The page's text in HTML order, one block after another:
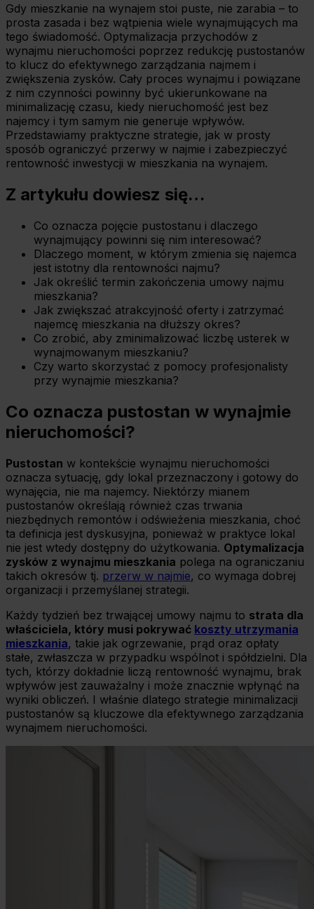
Gdy mieszkanie na wynajem stoi puste, nie zarabia – to
prosta zasada i bez wątpienia wiele wynajmujących ma
tego świadomość. Optymalizacja przychodów z
wynajmu nieruchomości poprzez redukcję pustostanów
to klucz do efektywnego zarządzania najmem i
zwiększenia zysków. Cały proces wynajmu i powiązane
z nim czynności powinny być ukierunkowane na
minimalizację czasu, kiedy nieruchomość jest bez
najemcy i tym samym nie generuje wpływów.
Przedstawiamy praktyczne strategie, jak w prosty
sposób ograniczyć przerwy w najmie i zabezpieczyć
rentowność inwestycji w mieszkania na wynajem.
Z artykułu dowiesz się…
Co oznacza pojęcie pustostanu i dlaczego
wynajmujący powinni się nim interesować?
Dlaczego moment, w którym zmienia się najemca
jest istotny dla rentowności najmu?
Jak określić termin zakończenia umowy najmu
mieszkania?
Jak zwiększać atrakcyjność oferty i zatrzymać
najemcę mieszkania na dłuższy okres?
Co zrobić, aby zminimalizować liczbę usterek w
wynajmowanym mieszkaniu?
Czy warto skorzystać z pomocy profesjonalisty
przy wynajmie mieszkania?
Co oznacza pustostan w wynajmie
nieruchomości?
Pustostan w kontekście wynajmu nieruchomości
oznacza sytuację, gdy lokal przeznaczony i gotowy do
wynajęcia, nie ma najemcy. Niektórzy mianem
pustostanów określają również czas trwania
niezbędnych remontów i odświeżenia mieszkania, choć
ta definicja jest dyskusyjna, ponieważ w praktyce lokal
nie jest wtedy dostępny do użytkowania. Optymalizacja
zysków z wynajmu mieszkania polega na ograniczaniu
takich okresów tj. przerw w najmie, co wymaga dobrej
organizacji i przemyślanej strategii.
Każdy tydzień bez trwającej umowy najmu to strata dla
właściciela, który musi pokrywać koszty utrzymania
mieszkania, takie jak ogrzewanie, prąd oraz opłaty
stałe, zwłaszcza w przypadku wspólnot i spółdzielni. Dla
tych, którzy dokładnie liczą rentowność wynajmu, brak
wpływów jest zauważalny i może znacznie wpłynąć na
wyniki obliczeń. I właśnie dlatego strategie minimalizacji
pustostanów są kluczowe dla efektywnego zarządzania
wynajmem nieruchomości.